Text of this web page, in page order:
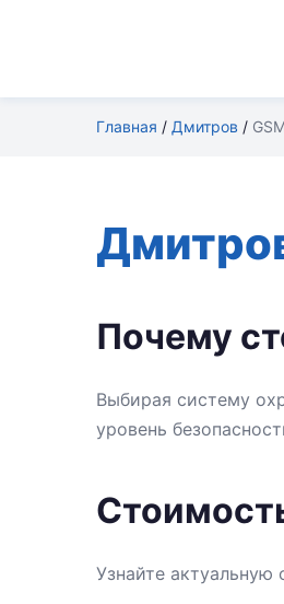
Главная / Дмитров /
Почему
Выбирая систему
уровень
Узнайте